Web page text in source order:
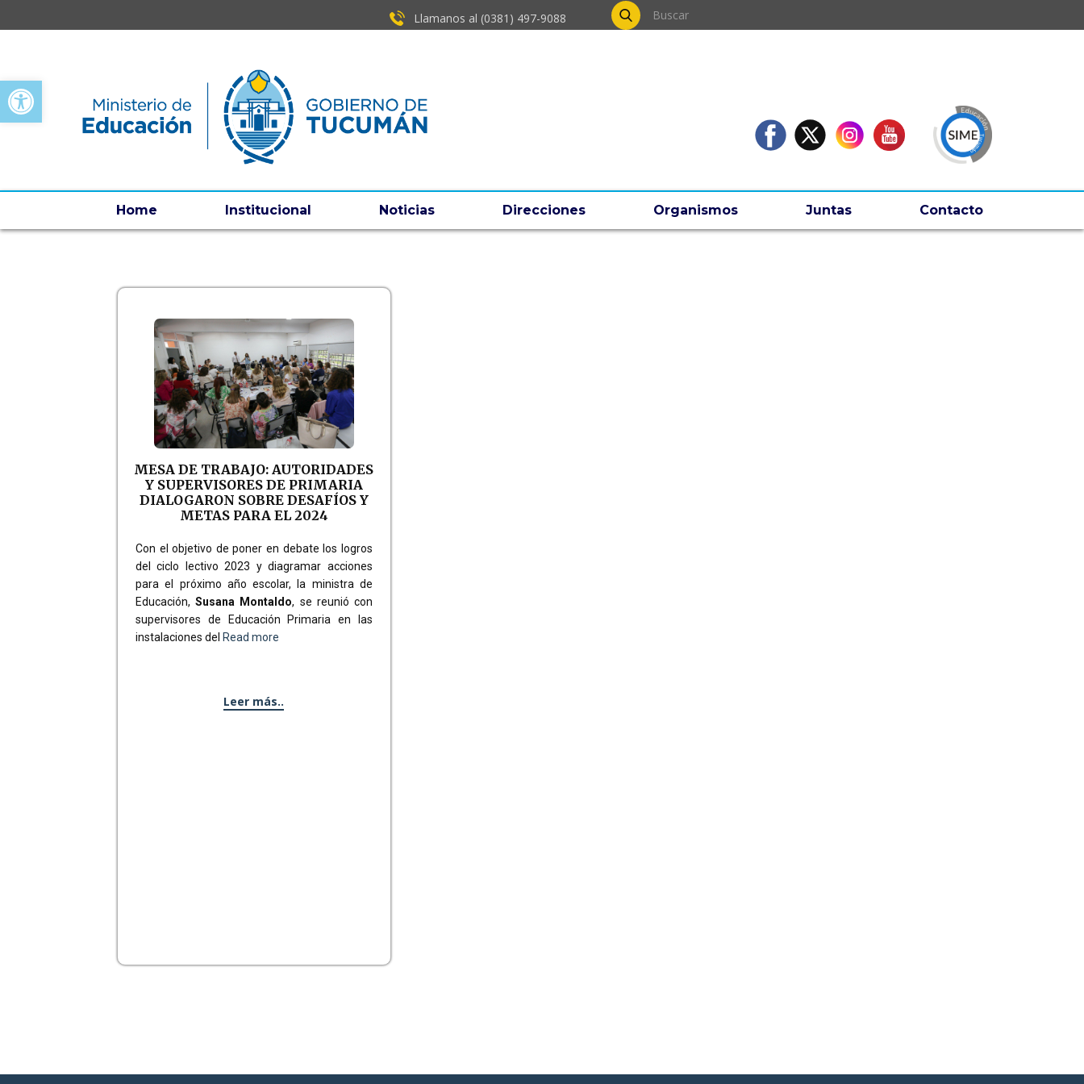
Open toolbar
Llamanos al (0381) ​497-9088
Home Institucional Noticias Direcciones Organismos Juntas Contacto
MESA DE TRABAJO: AUTORIDADES
Y SUPERVISORES DE PRIMARIA
DIALOGARON SOBRE DESAFÍOS Y
METAS PARA EL 2024
Con el objetivo de poner en debate los logros
del ciclo lectivo 2023 y diagramar acciones
para el próximo año escolar, la ministra de
Educación,Susana Montaldo, se reunió con
supervisores de Educación Primaria en las
instalaciones del Read more
Leer más..